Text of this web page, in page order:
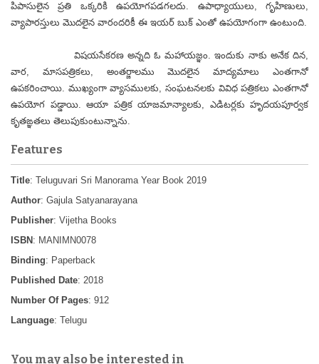
పిపాసులైన ప్రతి ఒక్కరికి ఉపయోగపడగలదు. ఉపాధ్యాయులు, గృహిణులు,
వ్యాపారస్తులు మొదలైన వారందరికీ ఈ ఇయర్ బుక్ ఎంతో ఉపయోగంగా ఉంటుంది.
విషయసేకరణ అన్నది ఓ మహాయజ్ఞం. ఇందుకు నాకు అనేక దిన,
వార, మాసపత్రికలు, అంతర్జాలము మొదలైన మాద్యమాలు ఎంతగానో
ఉపకరించాయి. ముఖ్యంగా వ్యాసములకు, సంఘటనలకు వివిధ పత్రికలు ఎంతగానో
ఉపయోగ పడ్డాయి. ఆయా పత్రిక యాజమాన్యాలకు, ఎడిటర్లకు హృదయపూర్వక
కృతఙ్ఞతలు తెలుపుకుంటున్నాను.
Features
Title: Teluguvari Sri Manorama Year Book 2019
Author: Gajula Satyanarayana
Publisher: Vijetha Books
ISBN : MANIMN0078
Binding: Paperback
Published Date: 2018
Number Of Pages: 912
Language: Telugu
You may also be interested in